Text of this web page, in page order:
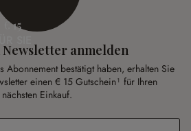
€ 15
Newsletter anmelden
bestätigt haben, erhalten Sie
einen € 15 Gutschein¹ für Ihren
nächsten Einkauf.